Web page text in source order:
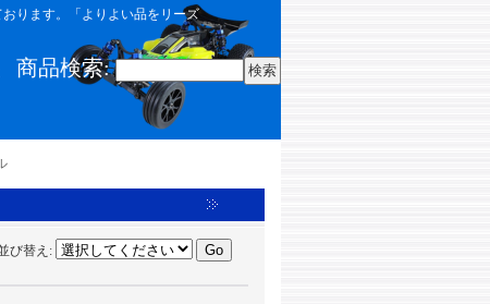
ります。「よりよい品をリーズ
商品検索:
び替え :